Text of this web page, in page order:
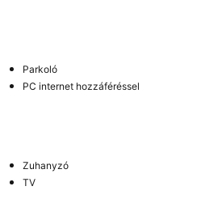
Parkoló
PC internet hozzáféréssel
Zuhanyzó
TV